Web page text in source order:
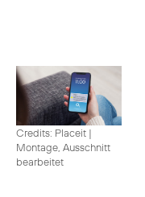
Credits: Placeit |
Montage, Ausschnitt
bearbeitet